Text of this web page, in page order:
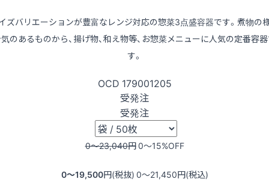
ズバリエーションが豊富なレンジ対応の惣菜3点盛容器です。煮物の
のあるものから、揚げ物、和え物等、お惣菜メニューに人気の定番容
す。
OCD 179001205
受発注
受発注
0〜23,040円0〜15%OFF
0〜19,500円(税抜) 0〜21,450円(税込)